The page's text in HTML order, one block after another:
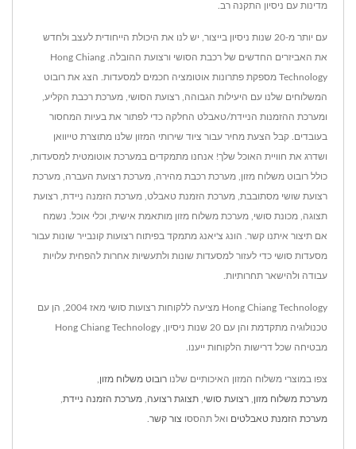
מדינות עם ניסיון התקנה רב.
עם יותר מ-20 שנות ניסיון בייצור, יש לנו את היכולת הייחודית לעצב ולחדש
את האביזרים החדשים של רכבת הסושי ורצועת ההובלה. Hong Chiang
Technology מספקת פתרונות אוטומציה חכמים למסעדות. הצג את רובוט
המשלוחים שלנו עם היעילות הגבוהה, רצועת הסושי, מערכת רכבת הקליע,
ומערכת ההזמנות הניידת/טאבלט החלקה כדי לפתור את בעיות המחסור
בעובדים. קבל הצעת מחיר עבור ציוד שירותי המזון שלנו מתוצרת טייוואן
ושדרג את חוויית האוכל שלך! אנחנו מתמקדים במערכת אוטומטית למסעדות,
כולל רובוט משלוח מזון, מערכת רכבת מהירה, מערכת רצועת העברה, מערכת
רצועת שושי מסתובבת, מערכת הזמנת טאבלט, מערכת הזמנה ניידת, רצועת
תצוגה, מכונת סושי, מערכת משלוח מזון מותאמת אישית, וכלי אוכל. נשמח
אם תיצור איתנו קשר. הונג צ'יאנג מתמקד בפיתוח רצועות קונבייר שונות עבור
מסעדות סושי כדי לעזור למסעדות שונות ולתעשיות אחרות להפחית עלויות
עבודה ולהישאר תחרותיות.
Hong Chiang Technology מציעה ללקוחות רצועות סושי מאז 2004, הן עם
טכנולוגיה מתקדמת והן עם 20 שנות ניסיון, Hong Chiang Technology
מבטיחה שכל דרישות הלקוחות ייענו.
צפו במוצרי משלוח המזון האיכותיים שלנו רובוט משלוח מזון
מערכת משלוח מזון רצועת סושי תצוגת רצועה מערכת הזמנה ניידת
מערכת הזמנת טאבלטים ואל תהססו צור קשר